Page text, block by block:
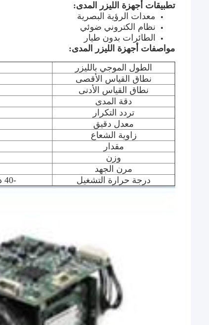
تطبيقات أجهزة الليزر المدى:
معدات الرؤية البصرية
نظام الكتروني ضوئي
الطائرات بدون طيار
مواصفات أجهزة الليزر المدى:
الطول الموجي بالليزر
نطاق القياس الأقصى
نطاق القياس الأدنى
دقة المدى
تردد التكرار
معدل دقيق
زاوية الشعاع
مقدار
وزن
مرن الجهد
درجة حرارة التشغيل
-40 درجة مئوية ~ + 60 درجة مئوية